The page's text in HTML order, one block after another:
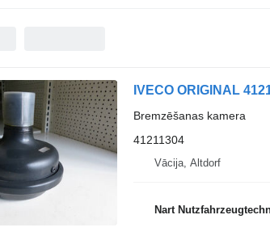
IVECO ORIGINAL
Bremzēšanas kamera
41211304
Vācija, Altdorf
Nart